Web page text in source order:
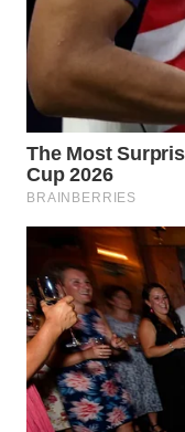
TAPANULI
WN
TANJUNG
WN
KARO
WN
SIMALUNGUN
WN
LABUHANBATU